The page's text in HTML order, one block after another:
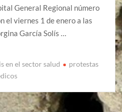
General Regional número
el viernes 1 de enero a las
García Solís …
en el sector salud
protestas